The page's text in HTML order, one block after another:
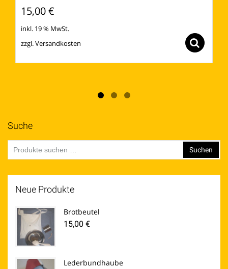
15,00€
inkl. 19 % MwSt.
zzgl.Versandkosten
Suche
Suchen
nach:
Suchen
Neue Produkte
Brotbeutel
15,00 €
Lederbundhaube